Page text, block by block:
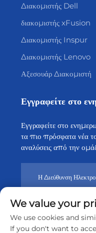
Διακομιστής Dell
διακομιστής xFusion
Διακομιστής Inspur
Διακομιστής Lenovo
Αξεσουάρ Διακομιστή
Εγγραφείτε στο
Εγγραφείτε στο
τα πιο πρόσφατα νέα
αναλύσεις από την
Πνευματικά δικαιώματα ©
Cloud Technology CO.,
We value your
We use cookies and
If you don't want to